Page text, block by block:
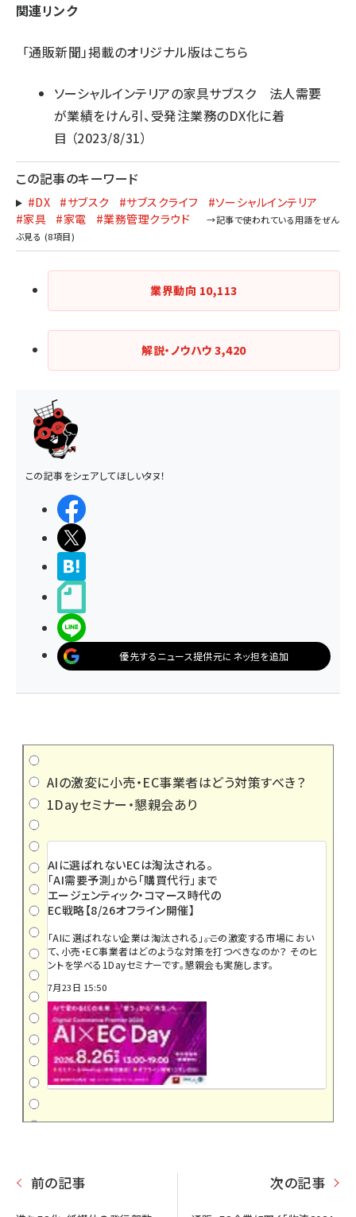
関連リンク
「通販新聞」掲載のオリジナル版はこちら
ソーシャルインテリアの家具サブスク 法人需要
が業績をけん引、受発注業務のDX化に着
目 （2023/8/31）
この記事のキーワード
#DX #サブスク #サブスクライフ
#ソーシャルインテリア
#家具
#家電 #業務管理クラウド
業界動向 10,113
解説・ノウハウ3,420
この記事をシェアしてほしいタヌ！
優先するニュース提供元にネッ担を追加
AIの激変に小売・EC事業者はどう対策すべき？
1Dayセミナー・懇親会あり
AIに選ばれないECは淘汰される。
「AI需要予測」から「購買代行」まで
エージェンティック・コマース時代の
EC戦略【8/26オフライン開催】
「AIに選ばれない企業は淘汰される」――。この激変する市場におい
て、小売・EC事業者はどのような対策を打つべきなのか？ そのヒ
ントを学べる1Dayセミナーです。懇親会も実施します。
7月23日 15:50
前の記事 次の記事